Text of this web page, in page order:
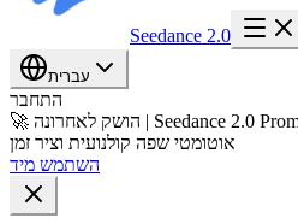
Seedance 2.0
עברית
התחבר
🚀 הושק לאחרונה | Seedance 2.0 Prompt Generator: מייצר באופן
אוטומטי שפה קולנועית וציר זמן
השתמש מיד